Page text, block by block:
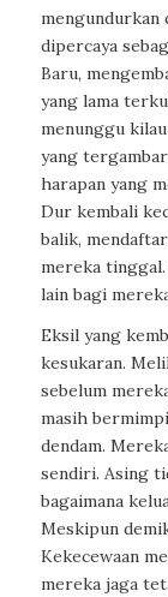
mengundurkan
dipercaya
Baru,
yang lama
menunggu
yang
harapan yang
Dur kembali
balik,
mereka
lain bagi
Eksil yang
kesukaran.
sebelum
masih
dendam.
sendiri. Asing
bagaimana
Meskipun
Kekecewaan
mereka jaga